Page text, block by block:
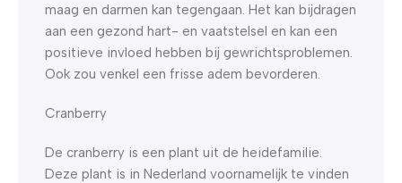
maag en darmen kan tegengaan. Het kan bijdragen
aan een gezond hart- en vaatstelsel en kan een
positieve invloed hebben bij gewrichtsproblemen.
Ook zou venkel een frisse adem bevorderen.
Cranberry
De cranberry is een plant uit de heidefamilie.
Deze plant is in Nederland voornamelijk te vinden